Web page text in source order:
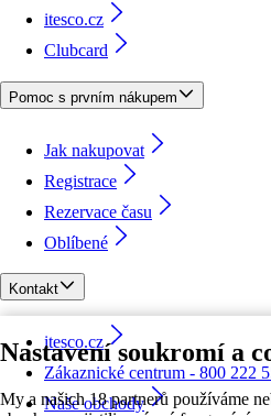
Nastavení soukromí a
My a našich 18 partnerů používáme
itesco.cz
Clubcard
Pomoc s prvním nákupem
Jak nakupovat
Registrace
Rezervace času
Oblíbené
Kontakt
itesco.cz
Zákaznické centrum - 800 222
Naše obchody